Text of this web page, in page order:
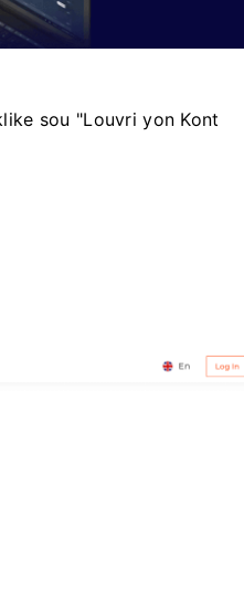
sou "Louvri yon Kont